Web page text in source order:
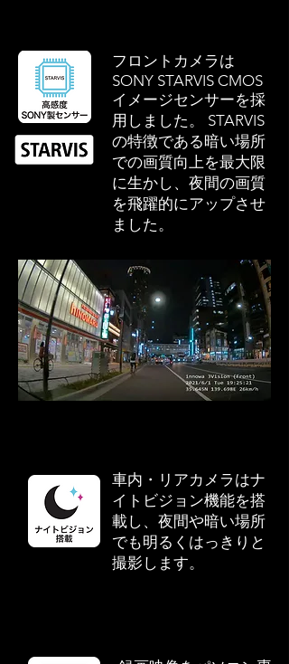
フロントカメラは
SONY STARVIS CMOS
イメージセンサーを採
用しました。 STARVIS
の特徴である暗い場所
での画質向上を最大限
に生かし、夜間の画質
を飛躍的にアップさせ
ました。
車内・リアカメラはナ
イトビジョン機能を搭
載し、夜間や暗い場所
でも明るくはっきりと
撮影します。